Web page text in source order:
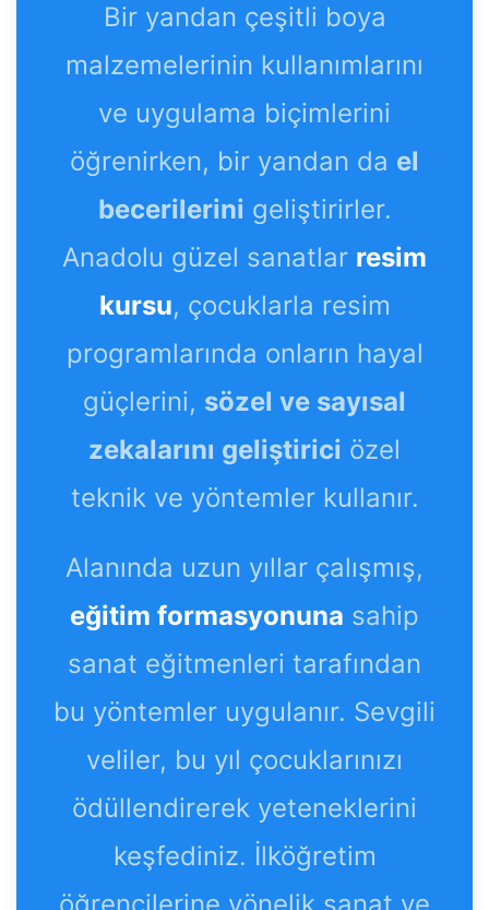
Bir yandan çeşitli boya
malzemelerinin kullanımlarını
ve uygulama biçimlerini
öğrenirken, bir yandan da el
becerilerini geliştirirler.
Anadolu güzel sanatlar resim
kursu, çocuklarla resim
programlarında onların hayal
güçlerini, sözel ve sayısal
zekalarını geliştirici özel
teknik ve yöntemler kullanır.
Alanında uzun yıllar çalışmış,
eğitim formasyonuna sahip
sanat eğitmenleri tarafından
bu yöntemler uygulanır. Sevgili
veliler, bu yıl çocuklarınızı
ödüllendirerek yeteneklerini
keşfediniz. İlköğretim
öğrencilerine yönelik sanat ve